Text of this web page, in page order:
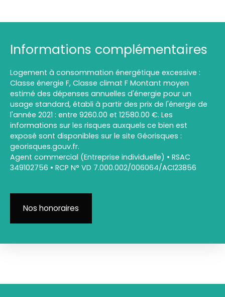
Informations complémentaires
Logement à consommation énergétique excessive :
Classe énergie F, Classe climat F Montant moyen
estimé des dépenses annuelles d'énergie pour un
usage standard, établi à partir des prix de l'énergie de
l'année 2021 : entre 9260.00 et 12580.00 €. Les
informations sur les risques auxquels ce bien est
exposé sont disponibles sur le site Géorisques :
georisques.gouv.fr.
Agent commercial (Entreprise individuelle) • RSAC
349102756 • RCP N° VD 7.000.002/006064/ACI23856
Nos honoraires